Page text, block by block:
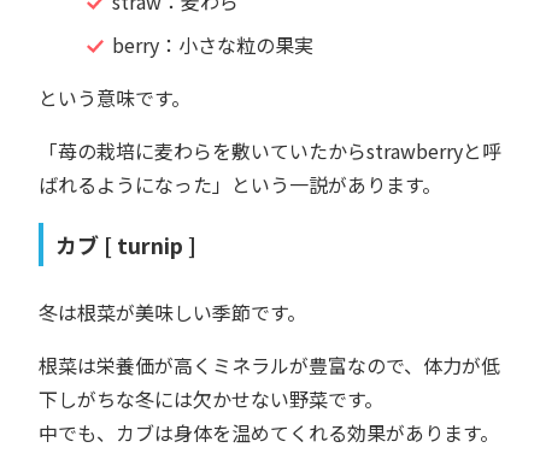
berry：小さな粒の果実
という意味です。
「苺の栽培に麦わらを敷いていたからstrawberryと呼
ばれるようになった」という一説があります。
カブ [ turnip ]
冬は根菜が美味しい季節です。
根菜は栄養価が高くミネラルが豊富なので、体力が低
下しがちな冬には欠かせない野菜です。
中でも、カブは身体を温めてくれる効果があります。